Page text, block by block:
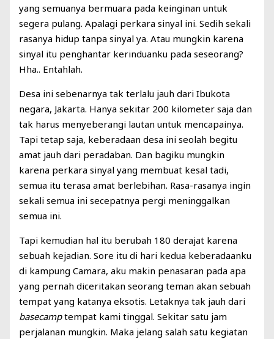
yang semuanya bermuara pada keinginan untuk
segera pulang. Apalagi perkara sinyal ini. Sedih sekali
rasanya hidup tanpa sinyal ya. Atau mungkin karena
sinyal itu penghantar kerinduanku pada seseorang?
Hha.. Entahlah.
Desa ini sebenarnya tak terlalu jauh dari Ibukota
negara, Jakarta. Hanya sekitar 200 kilometer saja dan
tak harus menyeberangi lautan untuk mencapainya.
Tapi tetap saja, keberadaan desa ini seolah begitu
amat jauh dari peradaban. Dan bagiku mungkin
karena perkara sinyal yang membuat kesal tadi,
semua itu terasa amat berlebihan. Rasa-rasanya ingin
sekali semua ini secepatnya pergi meninggalkan
semua ini.
Tapi kemudian hal itu berubah 180 derajat karena
sebuah kejadian. Sore itu di hari kedua keberadaanku
di kampung Camara, aku makin penasaran pada apa
yang pernah diceritakan seorang teman akan sebuah
tempat yang katanya eksotis. Letaknya tak jauh dari
basecamptempat kami tinggal. Sekitar satu jam
perjalanan mungkin. Maka jelang salah satu kegiatan